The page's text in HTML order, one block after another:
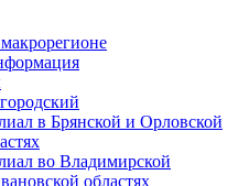
в Брянской и Орловской
во Владимирской
областях